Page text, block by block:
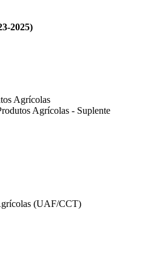
2025)
Agrícolas
Agrícolas - Suplente
(UAF/CCT)